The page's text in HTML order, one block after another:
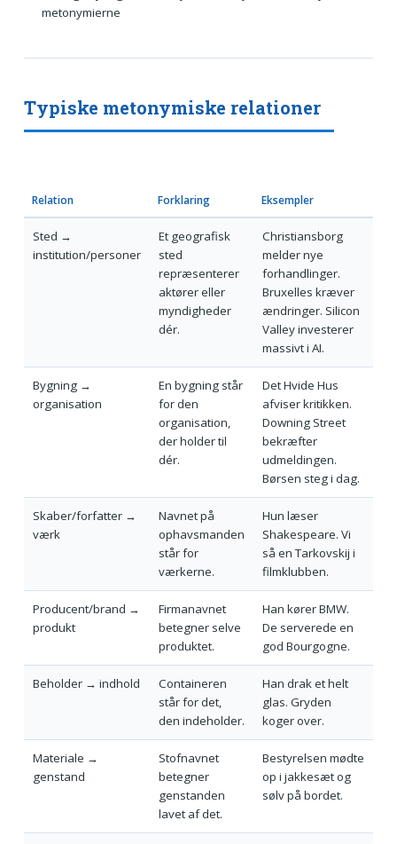
metonymierne
Typiske metonymiske relationer
Relation Forklaring Eksempler
Sted →
institution/personer
Et geografisk
sted
repræsenterer
aktører eller
myndigheder
dér.
Christiansborg
melder nye
forhandlinger.
Bruxelles kræver
ændringer. Silicon
Valley investerer
massivt i AI.
Bygning →
organisation
En bygning står
for den
organisation,
der holder til
dér.
Det Hvide Hus
afviser kritikken.
Downing Street
bekræfter
udmeldingen.
Børsen steg i dag.
Skaber/forfatter →
værk
Navnet på
ophavsmanden
står for
værkerne.
Hun læser
Shakespeare. Vi
så en Tarkovskij i
filmklubben.
Producent/brand →
produkt
Firmanavnet
betegner selve
produktet.
Han kører BMW.
De serverede en
god Bourgogne.
Beholder → indhold
Containeren
står for det,
den indeholder.
Han drak et helt
glas. Gryden
koger over.
Materiale →
genstand
Stofnavnet
betegner
genstanden
lavet af det.
Bestyrelsen mødte
op i jakkesæt og
sølv på bordet.